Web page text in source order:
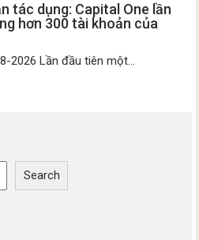
tác dụng: Capital One lần
hơn 300 tài khoản của
2026 Lần đầu tiên một...
Search